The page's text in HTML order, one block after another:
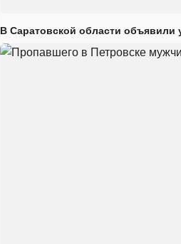
В Саратовской области объявили